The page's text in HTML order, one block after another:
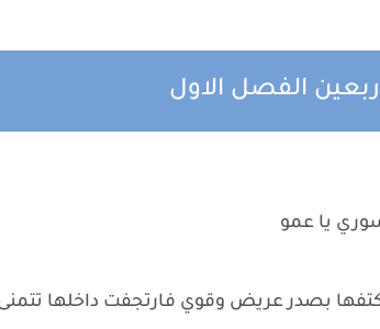
الفصل الاول
سوري يا عمو
كتفها بصدر عريض وقوي فارتجفت داخلها